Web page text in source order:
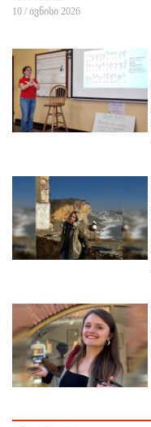
10 / ივნისი 2026